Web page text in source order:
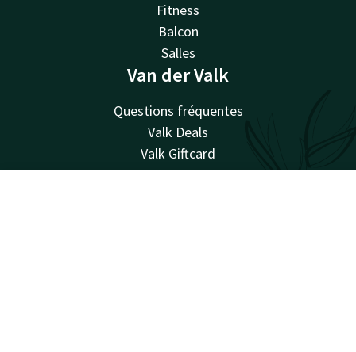
Fitness
Balcon
Salles
Van der Valk
Questions fréquentes
Valk Deals
Valk Giftcard
Valk Store